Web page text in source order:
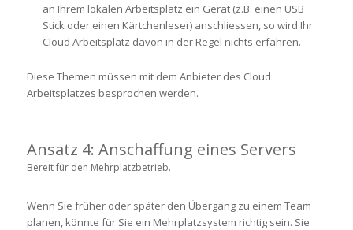
an Ihrem lokalen Arbeitsplatz ein Gerät (z.B. einen USB
Stick oder einen Kärtchenleser) anschliessen, so wird Ihr
Cloud Arbeitsplatz davon in der Regel nichts erfahren.
Diese Themen müssen mit dem Anbieter des Cloud
Arbeitsplatzes besprochen werden.
Ansatz 4: Anschaffung eines Servers
Bereit für den Mehrplatzbetrieb.
Wenn Sie früher oder später den Übergang zu einem Team
planen, könnte für Sie ein Mehrplatzsystem richtig sein. Sie